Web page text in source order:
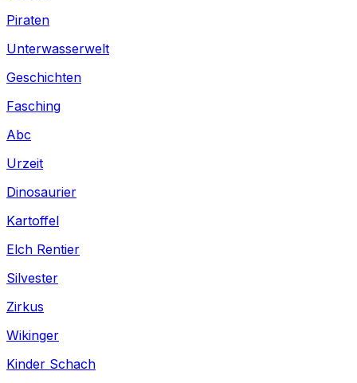
Piraten
Unterwasserwelt
Geschichten
Fasching
Abc
Urzeit
Dinosaurier
Kartoffel
Elch Rentier
Silvester
Zirkus
Wikinger
Kinder Schach